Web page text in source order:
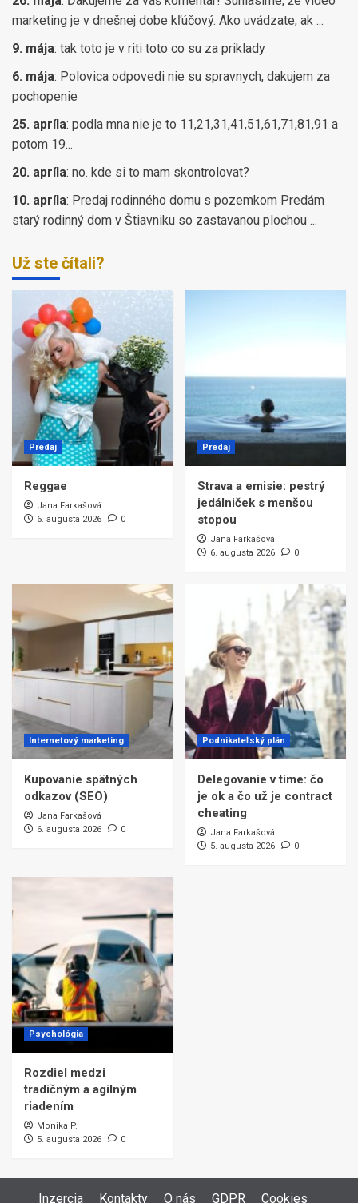
marketing je v dnešnej dobe kľúčový. Ako uvádzate, ak ...
9. mája: tak toto je v riti toto co su za priklady
6. mája: Polovica odpovedi nie su spravnych, dakujem za
pochopenie
25. apríla: podla mna nie je to 11,21,31,41,51,61,71,81,91 a
potom 19...
20. apríla: no. kde si to mam skontrolovat?
10. apríla: Predaj rodinného domu s pozemkom Predám
starý rodinný dom v Štiavniku so zastavanou plochou ...
Už ste čítali?
Predaj
Reggae
Jana Farkašová
6. augusta 2026
0
Predaj
Strava a emisie: pestrý
jedálniček s menšou
stopou
Jana Farkašová
6. augusta 2026
0
Internetový marketing
Kupovanie spätných
odkazov (SEO)
Jana Farkašová
6. augusta 2026
0
Podnikateľský plán
Delegovanie v tíme: čo
je ok a čo už je contract
cheating
Jana Farkašová
5. augusta 2026
0
Psychológia
Rozdiel medzi
tradičným a agilným
riadením
Monika P.
5. augusta 2026
0
Inzercia Kontakty O nás GDPR Cookies